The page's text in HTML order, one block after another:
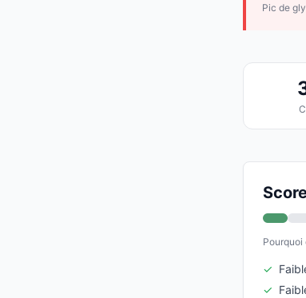
Pic de
Pourquoi
✓
✓